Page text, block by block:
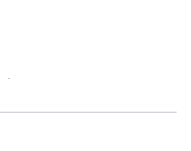
.